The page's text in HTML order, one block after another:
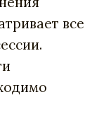
все